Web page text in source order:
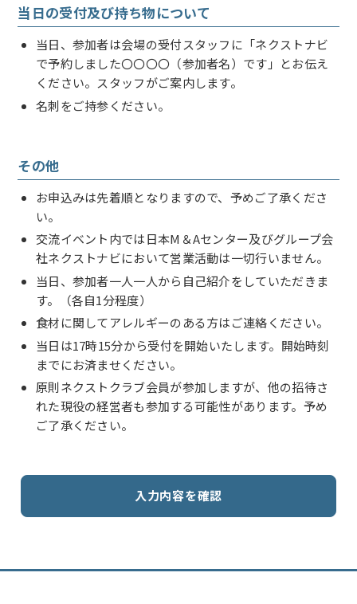
当日の受付及び持ち物について
当日、参加者は会場の受付スタッフに「ネクストナビ
で予約しました〇〇〇〇（参加者名）です」とお伝え
ください。スタッフがご案内します。
名刺をご持参ください。
その他
お申込みは先着順となりますので、予めご了承くださ
い。
交流イベント内では日本M＆Aセンター及びグループ会
社ネクストナビにおいて営業活動は一切行いません。
当日、参加者一人一人から自己紹介をしていただきま
す。（各自1分程度）
食材に関してアレルギーのある方はご連絡ください。
当日は17時15分から受付を開始いたします。開始時刻
までにお済ませください。
原則ネクストクラブ会員が参加しますが、他の招待さ
れた現役の経営者も参加する可能性があります。予め
ご了承ください。